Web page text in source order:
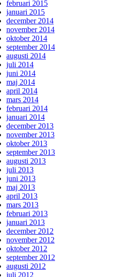
februari 2015
januari 2015
december 2014
november 2014
oktober 2014
september 2014
augusti 2014
juli 2014
juni 2014
maj 2014
april 2014
mars 2014
februari 2014
januari 2014
december 2013
november 2013
oktober 2013
september 2013
augusti 2013
juli 2013
juni 2013
maj 2013
april 2013
mars 2013
februari 2013
januari 2013
december 2012
november 2012
oktober 2012
september 2012
augusti 2012
juli 2012